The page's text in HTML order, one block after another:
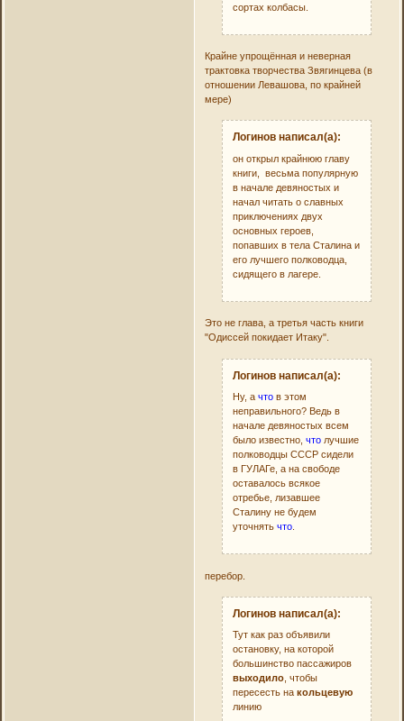
сортах колбасы.
Крайне упрощённая и неверная
трактовка творчества Звягинцева (в
отношении Левашова, по крайней
мере)
Логинов написал(а):
он открыл крайнюю главу
книги, весьма популярную
в начале девяностых и
начал читать о славных
приключениях двух
основных героев,
попавших в тела Сталина и
его лучшего полководца,
сидящего в лагере.
Это не глава, а третья часть книги
"Одиссей покидает Итаку".
Логинов написал(а):
Ну, ачто в этом
неправильного? Ведь в
начале девяностых всем
было известно,что лучшие
полководцы СССР сидели
в ГУЛАГе, а на свободе
оставалось всякое
отребье, лизавшее
Сталину не будем
уточнятьчто
перебор.
Логинов написал(а):
Тут как раз объявили
остановку, на которой
большинство пассажиров
выходило , чтобы
пересесть накольцевую
линию